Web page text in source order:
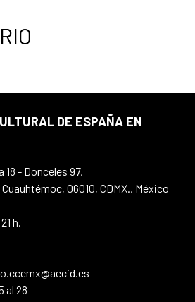
DE ESPAÑA EN
18 - Donceles 97,
06010, CDMX., México
h.
al 28